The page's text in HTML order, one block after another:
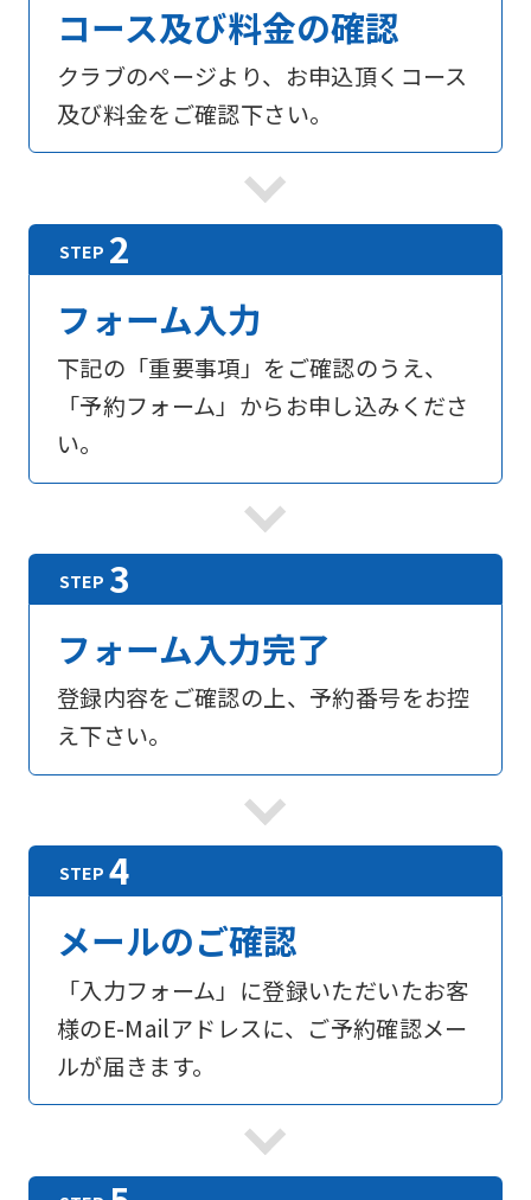
コース及び料金の確認
クラブのページより、お申込頂くコース
及び料金をご確認下さい。
フォーム入力
下記の「重要事項」をご確認のうえ、
「予約フォーム」からお申し込みくださ
い。
フォーム入力完了
登録内容をご確認の上、予約番号をお控
え下さい。
メールのご確認
「入力フォーム」に登録いただいたお客
様のE-Mailアドレスに、ご予約確認メー
ルが届きます。